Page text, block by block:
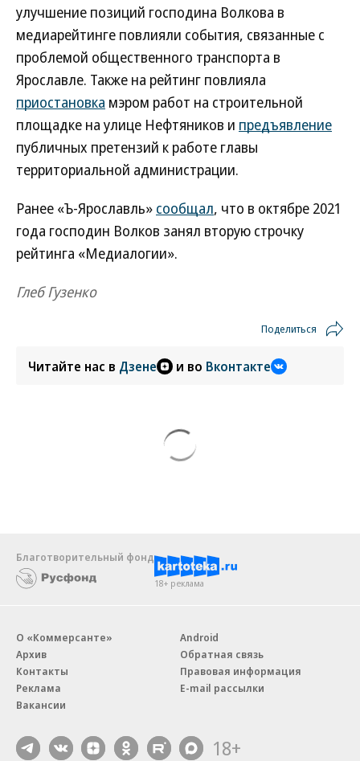
улучшение позиций господина Волкова в
медиарейтинге повлияли события, связанные с
проблемой общественного транспорта в
Ярославле. Также на рейтинг повлияла
приостановка мэром работ на строительной
площадке на улице Нефтяников и предъявление
публичных претензий к работе главы
территориальной администрации.
Ранее «Ъ-Ярославль» сообщал, что в октябре 2021
года господин Волков занял вторую строчку
рейтинга «Медиалогии».
Глеб Гузенко
Поделиться
Читайте нас в Дзене и во Вконтакте
Благотворительный фонд
18+ реклама
О «Коммерсанте»
Архив
Контакты
Реклама
Вакансии
Android
Обратная связь
Правовая информация
E-mail рассылки
18+